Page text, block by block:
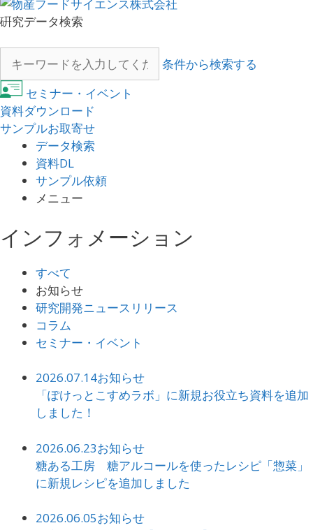
硏究データ検索
条件から検索する
セミナー・イベント
資料ダウンロード
サンプルお取寄せ
データ検索
資料DL
サンプル依頼
メニュー
インフォメーション
すべて
お知らせ
研究開発ニュースリリース
コラム
セミナー・イベント
2026.07.14お知らせ
「ぽけっとこすめラボ」に新規お役立ち資料を追加
しました！
2026.06.23お知らせ
糖ある工房 糖アルコールを使ったレシピ「惣菜」
に新規レシピを追加しました
2026.06.05お知らせ